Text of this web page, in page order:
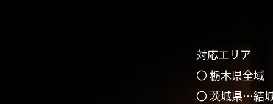
対応エリア
〇 栃木県全域
〇 茨城県…結